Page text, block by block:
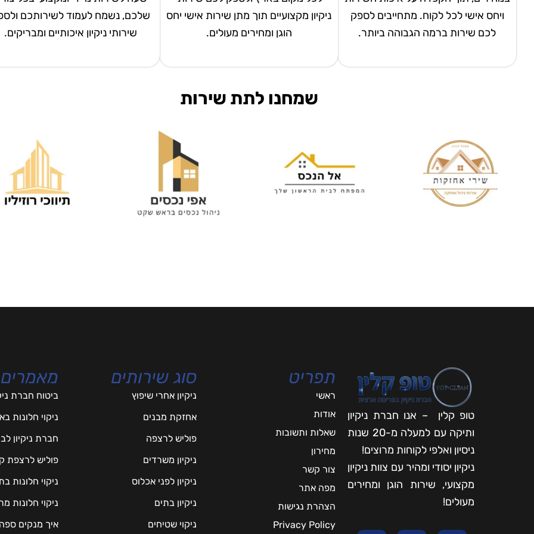
ויחס אישי לכל לקוח. מתחייבים לספק
לכם שירות ברמה הגבוהה ביותר.
ניקיון מקצועיים תוך מתן שירות אישי יחס
הוגן ומחירים מעולים.
שלכם, נשמח לעמוד לשירותכם
שירותי ניקיון איכותיים ומבריקים.
שמחנו לתת שירות
טופ קלין – אנו חברת ניקיון
ותיקה עם למעלה מ-20 שנות
ניסיון ואלפי לקוחות מרוצים!
ניקיון יסודי ומהיר עם צוות ניקיון
מקצועי, שירות הוגן ומחירים
מעולים!
תפריט
ראשי
אודות
שאלות ותשובות
מחירון
צור קשר
מפה אתר
הצהרת נגישות
Privacy Policy
סוג שירותים
ניקיון אחרי שיפוץ
אחזקת מבנים
פוליש לרצפה
ניקיון משרדים
ניקיון לפני אכלוס
ניקיון בתים
ניקוי שטיחים
מאמרים
ביטוח חברת
ניקוי חלונות
חברת ניקיון
פוליש לרצפת
ניקוי חלונות
ניקוי
איך מנקים